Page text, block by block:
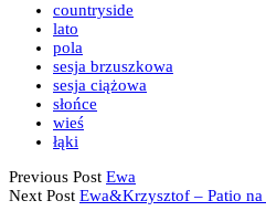
countryside
lato
pola
sesja brzuszkowa
sesja ciążowa
słońce
wieś
łąki
Previous Post Ewa
Next Post Ewa&Krzysztof – Patio